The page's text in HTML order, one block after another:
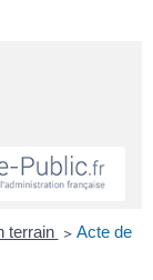
terrain > Acte de